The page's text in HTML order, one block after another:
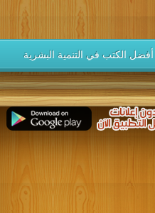
كتب 1980
كتب 1979
كتب 1977 كتب 1976
كتب 1975
كتب 1973 كتب 1972
كتب 1971
كتب 1969 كتب 1968
كتب 1967
كتب 1965 كتب 1964
كتب 1963
كتب 1961 كتب 1960
كتب 1959
كتب 1957
كتب 1952
كتب 1951
أفضل الكتب في التنمية البشرية